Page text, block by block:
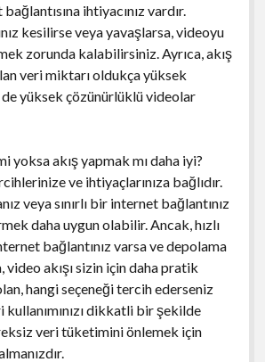
ihtiyacınız vardır.
kesilirse veya yavaşlarsa, videoyu
zorunda kalabilirsiniz. Ayrıca, akış
veri miktarı oldukça yüksek
yüksek çözünürlüklü videolar
yoksa akış yapmak mı daha iyi?
ve ihtiyaçlarınıza bağlıdır.
veya sınırlı bir internet bağlantınız
daha uygun olabilir. Ancak, hızlı
bağlantınız varsa ve depolama
video akışı sizin için daha pratik
hangi seçeneği tercih ederseniz
dikkatli bir şekilde
veri tüketimini önlemek için